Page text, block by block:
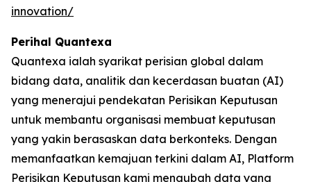
innovation/
Perihal Quantexa
Quantexa ialah syarikat perisian global dalam
bidang data, analitik dan kecerdasan buatan (AI)
yang menerajui pendekatan Perisikan Keputusan
untuk membantu organisasi membuat keputusan
yang yakin berasaskan data berkonteks. Dengan
memanfaatkan kemajuan terkini dalam AI, Platform
Perisikan Keputusan kami mengubah data yang